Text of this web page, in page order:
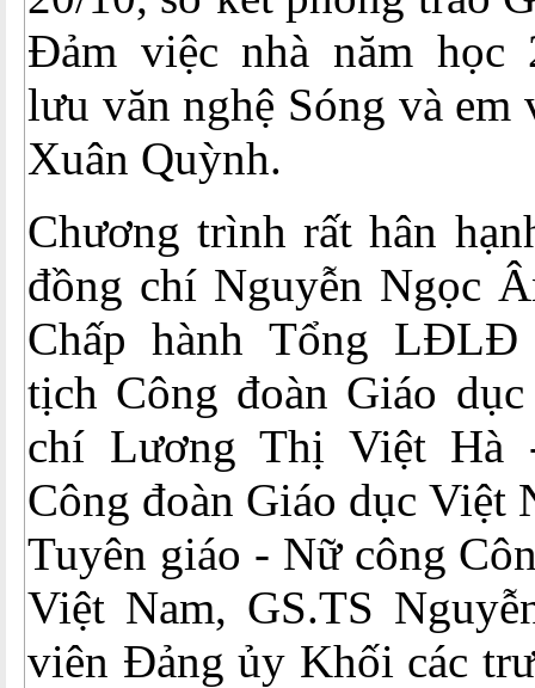
Đảm việc nhà năm học
lưu văn nghệ Sóng và
Xuân Quỳnh.
Chương trình rất hân
đồng chí Nguyễn Ngọc
Chấp hành Tổng
tịch Công đoàn Giáo
chí Lương Thị Việt Hà
Công đoàn Giáo dục Việt
Tuyên giáo - Nữ công
Việt Nam, GS.TS
viên Đảng ủy Khối các